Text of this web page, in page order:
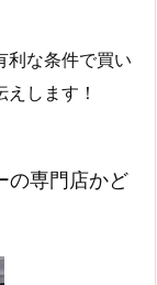
利な条件で買い
します！
の専門店かど